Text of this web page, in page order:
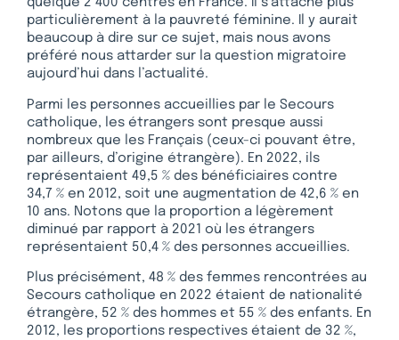
particulièrement à la pauvreté féminine. Il y aurait
beaucoup à dire sur ce sujet, mais nous avons
préféré nous attarder sur la question migratoire
aujourd’hui dans l’actualité.
Parmi les personnes accueillies par le Secours
catholique, les étrangers sont presque aussi
nombreux que les Français (ceux-ci pouvant être,
par ailleurs, d’origine étrangère). En 2022, ils
représentaient 49,5 % des bénéficiaires contre
34,7 % en 2012, soit une augmentation de 42,6 % en
10 ans. Notons que la proportion a légèrement
diminué par rapport à 2021 où les étrangers
représentaient 50,4 % des personnes accueillies.
Plus précisément, 48 % des femmes rencontrées au
Secours catholique en 2022 étaient de nationalité
étrangère, 52 % des hommes et 55 % des enfants. En
2012, les proportions respectives étaient de 32 %,